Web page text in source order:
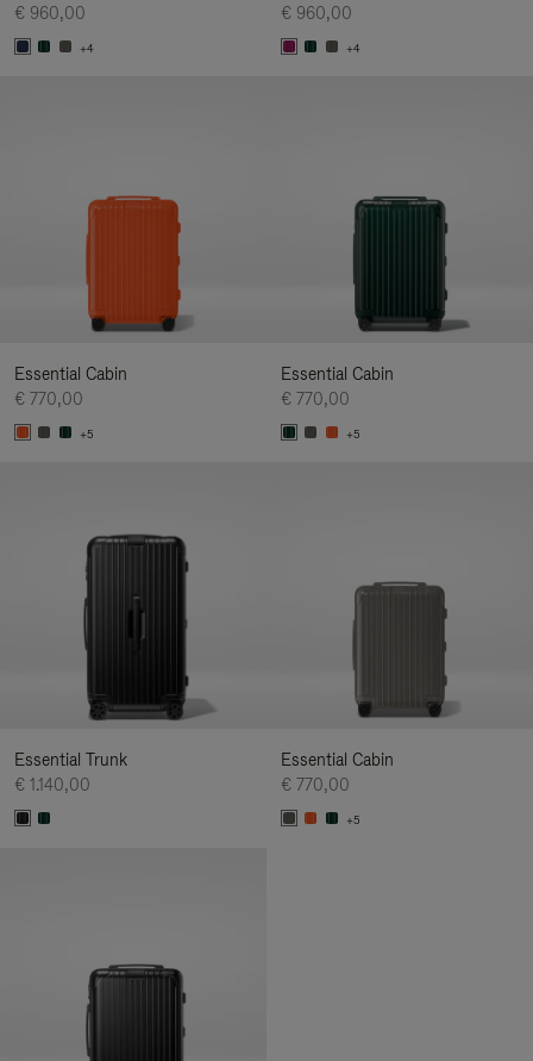
€ 960,00
+4
€ 960,00
+4
Essential Cabin
€ 770,00
+5
Essential Cabin
€ 770,00
+5
Essential Trunk
€ 1.140,00
Essential Cabin
€ 770,00
+5